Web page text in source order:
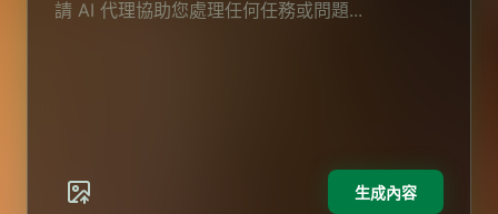
生成內容
AI 圖像生成器